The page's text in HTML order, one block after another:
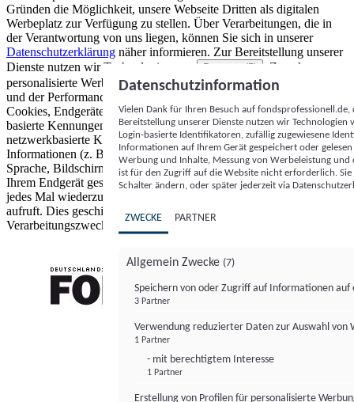
Gründen die Möglichkeit, unsere Webseite Dritten als digitalen
Werbeplatz zur Verfügung zu stellen. Über Verarbeitungen, die in
der Verantwortung von uns liegen, können Sie sich in unserer
Datenschutzerklärung näher informieren. Zur Bereitstellung unserer
Dienste nutzen wir Technologien von
Partnern (5)
. Zwecke:
personalisierte Werbung und Inhalte, Messung von Werbeleistung
und der Performance von Inhalten sowie Zielgruppenforschung.
Cookies, Endgeräte- oder ähnliche Online-Kennungen (z. B. login-
basierte Kennungen, zufällig generierte Kennungen,
netzwerkbasierte Kennungen) können zusammen mit anderen
Informationen (z. B. Browsertyp und Browserinformationen,
Sprache, Bildschirmgröße, unterstützte Technologien usw.) auf
Ihrem Endgerät gespeichert oder von dort ausgelesen werden, um es
jedes Mal wiederzuerkennen, wenn es eine App oder einer Webseite
aufruft. Dies geschieht für einen oder mehrere der hier aufgeführten
Verarbeitungszwecke.
Datenschutzinformation
Vielen Dank für Ihren Besuch auf
Bereitstellung unserer Dienste nutzen wir Technologien
Login-basierte Identifikatoren, zufällig zugewiesene
Informationen auf Ihrem Gerät gespeichert oder
Werbung und Inhalte, Messung von Werbeleistung
ist für den Zugriff auf die Website nicht erforderlich.
Schalter ändern, oder später jederzeit via
ZWECKE PARTNER
Allgemein Zwecke (7)
Speichern von oder Zugriff auf Informationen auf
3 Partner
Verwendung reduzierter Daten zur Auswahl von
1 Partner
- mit berechtigtem Interesse
1 Partner
Erstellung von Profilen für personalisierte
FONDS professionell